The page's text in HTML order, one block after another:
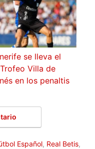
se lleva el
Villa de
en los penaltis
Español, Real Betis,